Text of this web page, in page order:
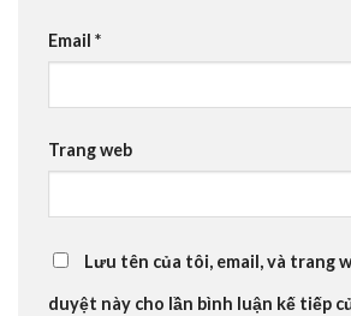
Email *
Trang web
Lưu tên của tôi, email, và trang
duyệt này cho lần bình luận kế tiếp